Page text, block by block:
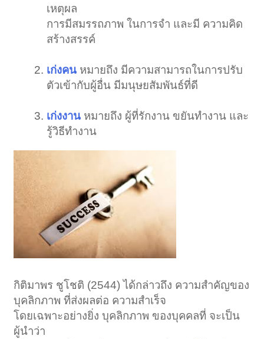
เหตุผล
การมีสมรรถภาพ ในการจำ และมี ความคิด
สร้างสรรค์
เก่งคน หมายถึง มีความสามารถในการปรับ
ตัวเข้ากับผู้อื่น มีมนุษยสัมพันธ์ที่ดี
เก่งงาน หมายถึง ผู้ที่รักงาน ขยันทำงาน และ
รู้วิธีทำงาน
กิติมาพร ชูโชติ (2544) ได้กล่าวถึง ความสำคัญของ
บุคลิกภาพ ที่ส่งผลต่อ ความสำเร็จ
โดยเฉพาะอย่างยิ่ง บุคลิกภาพ ของบุคคลที่ จะเป็น
ผู้นำว่า